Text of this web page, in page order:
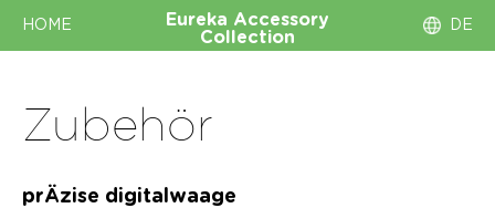
HOME Eureka Accessory
Collection
DE
Zubehör
prÄzise digitalwaage